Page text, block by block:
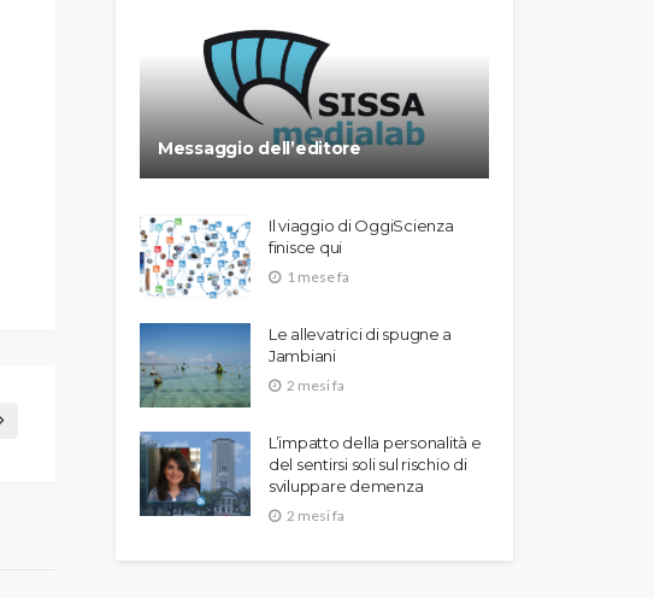
Messaggio dell’editore
Il viaggio di OggiScienza
finisce qui
1 mese fa
Le allevatrici di spugne a
Jambiani
2 mesi fa
L’impatto della personalità e
del sentirsi soli sul rischio di
sviluppare demenza
2 mesi fa